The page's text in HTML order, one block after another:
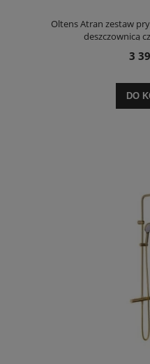
Oltens Atran zestaw
deszczownicą
3
DO